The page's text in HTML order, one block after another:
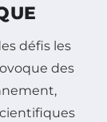
défis les
des